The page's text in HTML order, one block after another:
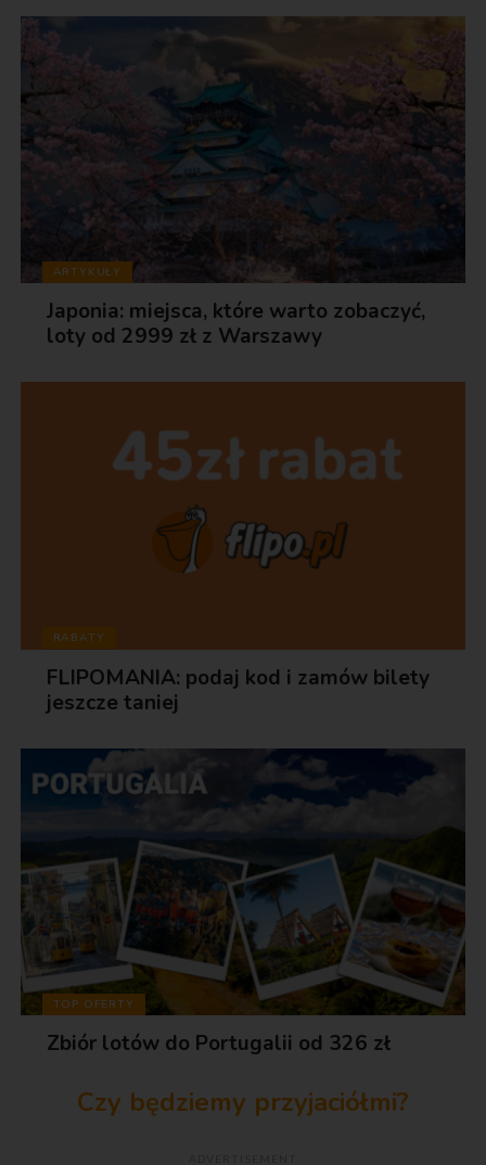
ARTYKUŁY
Japonia: miejsca, które warto zobaczyć,
loty od 2999 zł z Warszawy
RABATY
FLIPOMANIA: podaj kod i zamów bilety
jeszcze taniej
TOP OFERTY
Zbiór lotów do Portugalii od 326 zł
Czy będziemy przyjaciółmi?